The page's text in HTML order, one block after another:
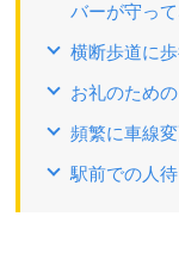
バーが守って
横断歩道に
お礼のため
頻繁に車線
駅前での人